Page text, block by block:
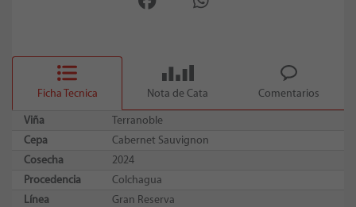
Ficha Tecnica Nota de Cata Comentarios
Viña
Terranoble
Cepa
Cabernet Sauvignon
Cosecha
2024
Procedencia
Colchagua
Línea
Gran Reserva